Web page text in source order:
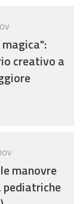
creativo a
manovre